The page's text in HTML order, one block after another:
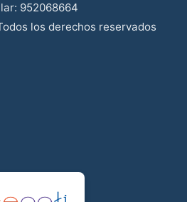
952068664
los derechos reservados